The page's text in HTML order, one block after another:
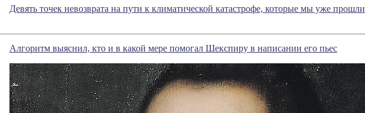
Девять точек невозврата на пути к климатической катастрофе, которые мы уже прошли
Алгоритм выяснил, кто и в какой мере помогал Шекспиру в написании его пьес